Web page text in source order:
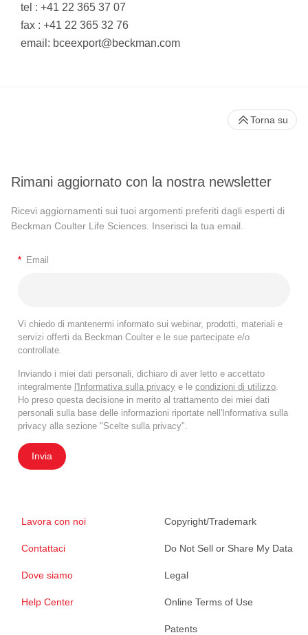
tel : +41 22 365 37 07
fax : +41 22 365 32 76
email: bceexport@beckman.com
Rimani aggiornato con la nostra newsletter
Ricevi aggiornamenti sui tuoi argomenti preferiti dagli esperti di
Beckman Coulter Life Sciences. Inserisci la tua email.
* Email
Vi chiedo di mantenermi informato sui webinar, prodotti, materiali e
servizi offerti da Beckman Coulter e le sue partecipate e/o
controllate.
Inviando i miei dati personali, dichiaro di aver letto e accettato
integralmente l'Informativa sulla privacy e le condizioni di utilizzo
Ho preso questa decisione in merito al trattamento dei miei dati
personali sulla base delle informazioni riportate nell'Informativa sulla
privacy alla sezione "Scelte sulla privacy".
Invia
Lavora con noi
Contattaci
Dove siamo
Help Center
Copyright/Trademark
Do Not Sell or Share My Data
Legal
Online Terms of Use
Patents
Torna su